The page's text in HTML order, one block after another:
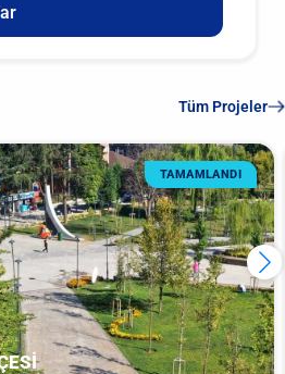
Tüm Projeler
TAMAMLANDI